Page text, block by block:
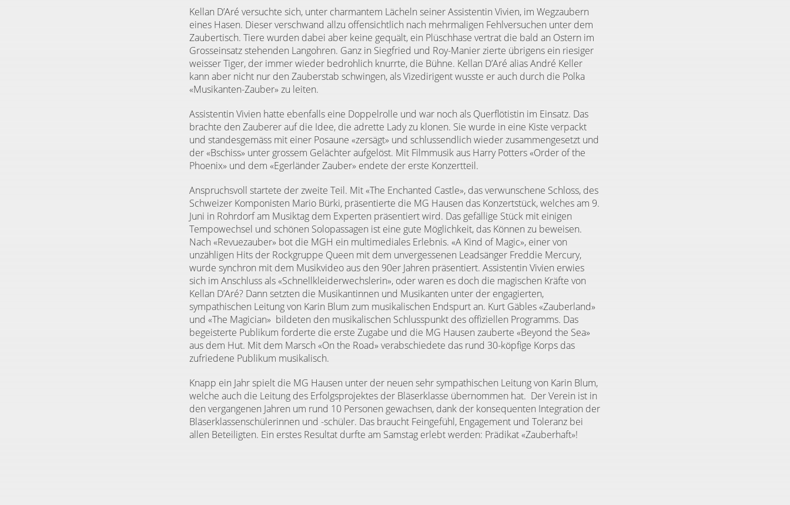
Kellan D’Aré versuchte sich, unter charmantem Lächeln seiner Assistentin Vivien, im Wegzaubern
eines Hasen. Dieser verschwand allzu offensichtlich nach mehrmaligen Fehlversuchen unter dem
Zaubertisch. Tiere wurden dabei aber keine gequält, ein Plüschhase vertrat die bald an Ostern im
Grosseinsatz stehenden Langohren. Ganz in Siegfried und Roy-Manier zierte übrigens ein riesiger
weisser Tiger, der immer wieder bedrohlich knurrte, die Bühne. Kellan D’Aré alias André Keller
kann aber nicht nur den Zauberstab schwingen, als Vizedirigent wusste er auch durch die Polka
«Musikanten-Zauber» zu leiten.
Assistentin Vivien hatte ebenfalls eine Doppelrolle und war noch als Querflötistin im Einsatz. Das
brachte den Zauberer auf die Idee, die adrette Lady zu klonen. Sie wurde in eine Kiste verpackt
und standesgemäss mit einer Posaune «zersägt» und schlussendlich wieder zusammengesetzt und
der «Bschiss» unter grossem Gelächter aufgelöst. Mit Filmmusik aus Harry Potters «Order of the
Phoenix» und dem «Egerländer Zauber» endete der erste Konzertteil.
Anspruchsvoll startete der zweite Teil. Mit «The Enchanted Castle», das verwunschene Schloss, des
Schweizer Komponisten Mario Bürki, präsentierte die MG Hausen das Konzertstück, welches am 9.
Juni in Rohrdorf am Musiktag dem Experten präsentiert wird. Das gefällige Stück mit einigen
Tempowechsel und schönen Solopassagen ist eine gute Möglichkeit, das Können zu beweisen.
Nach «Revuezauber» bot die MGH ein multimediales Erlebnis. «A Kind of Magic», einer von
unzähligen Hits der Rockgruppe Queen mit dem unvergessenen Leadsänger Freddie Mercury,
wurde synchron mit dem Musikvideo aus den 90er Jahren präsentiert. Assistentin Vivien erwies
sich im Anschluss als «Schnellkleiderwechslerin», oder waren es doch die magischen Kräfte von
Kellan D’Aré? Dann setzten die Musikantinnen und Musikanten unter der engagierten,
sympathischen Leitung von Karin Blum zum musikalischen Endspurt an. Kurt Gäbles «Zauberland»
und «The Magician» bildeten den musikalischen Schlusspunkt des offiziellen Programms. Das
begeisterte Publikum forderte die erste Zugabe und die MG Hausen zauberte «Beyond the Sea»
aus dem Hut. Mit dem Marsch «On the Road» verabschiedete das rund 30-köpfige Korps das
zufriedene Publikum musikalisch.
Knapp ein Jahr spielt die MG Hausen unter der neuen sehr sympathischen Leitung von Karin Blum,
welche auch die Leitung des Erfolgsprojektes der Bläserklasse übernommen hat. Der Verein ist in
den vergangenen Jahren um rund 10 Personen gewachsen, dank der konsequenten Integration der
Bläserklassenschülerinnen und -schüler. Das braucht Feingefühl, Engagement und Toleranz bei
allen Beteiligten. Ein erstes Resultat durfte am Samstag erlebt werden: Prädikat «Zauberhaft»!